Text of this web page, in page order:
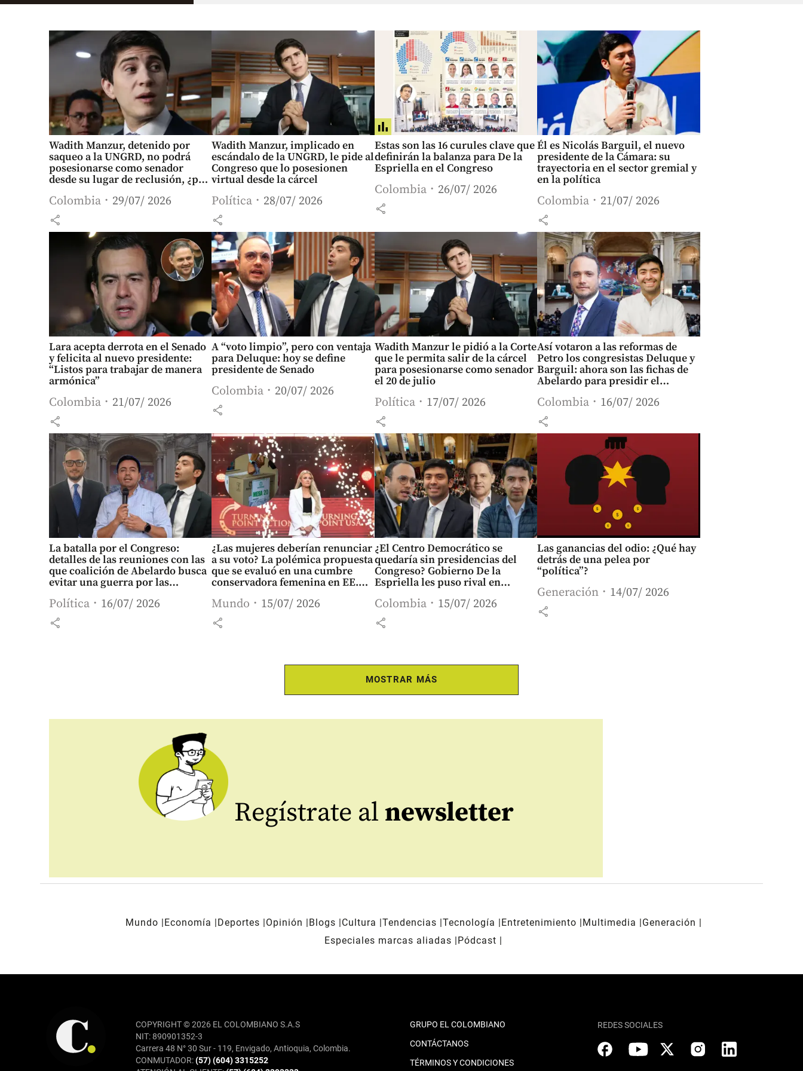
Wadith Manzur, detenido por
saqueo a la UNGRD, no podrá
posesionarse como senador
desde su lugar de reclusión, ¿por
Colombia 29/07/ 2026
share
Wadith Manzur, implicado en
escándalo de la UNGRD, le pide al
Congreso que lo posesionen
virtual desde la cárcel
Política 28/07/ 2026
share
Estas son las 16 curules clave que
definirán la balanza para De la
Espriella en el Congreso
Colombia 26/07/ 2026
share
Él es Nicolás Barguil, el nuevo
presidente de la Cámara: su
trayectoria en el sector gremial y
en la política
Colombia 21/07/ 2026
share
Lara acepta derrota en el Senado
y felicita al nuevo presidente:
“Listos para trabajar de manera
armónica”
Colombia 21/07/ 2026
share
A “voto limpio”, pero con ventaja
para Deluque: hoy se define
presidente de Senado
Colombia 20/07/ 2026
share
Wadith Manzur le pidió a la Corte
que le permita salir de la cárcel
para posesionarse como senador
el 20 de julio
Política 17/07/ 2026
share
Así votaron a las reformas de
Petro los congresistas Deluque y
Barguil: ahora son las fichas de
Abelardo para presidir el
Colombia 16/07/ 2026
share
La batalla por el Congreso:
detalles de las reuniones con las
que coalición de Abelardo busca
evitar una guerra por las
Política 16/07/ 2026
share
¿Las mujeres deberían renunciar
a su voto? La polémica propuesta
que se evaluó en una cumbre
conservadora femenina en EE.
Mundo 15/07/ 2026
share
¿El Centro Democrático se
quedaría sin presidencias del
Congreso? Gobierno De la
Espriella les puso rival en
Colombia 15/07/ 2026
share
Las ganancias del odio: ¿Qué hay
detrás de una pelea por
“política”?
Generación 14/07/ 2026
share
MOSTRAR MÁS
Regístrate al newsletter
Mundo Economía Deportes Opinión Blogs Cultura Tendencias Tecnología Entretenimiento Multimedia
Generación
Especiales marcas aliadas
Pódcast
COPYRIGHT © 2026 EL COLOMBIANO S.A.S
NIT: 890901352-3
Carrera 48 N° 30 Sur - 119, Envigado, Antioquia, Colombia.
CONMUTADOR:(57) (604) 3315252
GRUPO EL COLOMBIANO
CONTÁCTANOS
TÉRMINOS Y CONDICIONES
REDES SOCIALES